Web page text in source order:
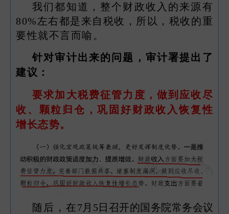
我们都知道，整个财政收入的来源有
80%左右都是来自税收，所以，税收的重
要性就不言而喻。
针对审计出来的问题，审计署提出了
建议：
要求加大税费征管力度，做到应收尽
收、颗粒归仓，巩固好财政收入恢复性
增长态势。
随后，在7月5日召开的国务院常务会议